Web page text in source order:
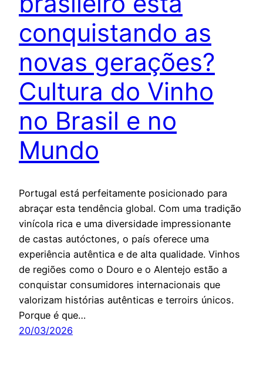
conquistando as
novas gerações?
Cultura do Vinho
no Brasil e no
Mundo
Portugal está perfeitamente posicionado para
abraçar esta tendência global. Com uma tradição
vinícola rica e uma diversidade impressionante
de castas autóctones, o país oferece uma
experiência autêntica e de alta qualidade. Vinhos
de regiões como o Douro e o Alentejo estão a
conquistar consumidores internacionais que
valorizam histórias autênticas e terroirs únicos.
Porque é que…
20/03/2026